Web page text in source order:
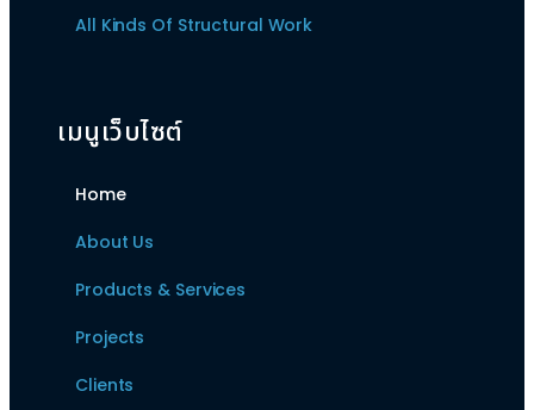
All Kinds Of Structural Work
เมนูเว็บไซต์
Home
About Us
Products & Services
Projects
Clients